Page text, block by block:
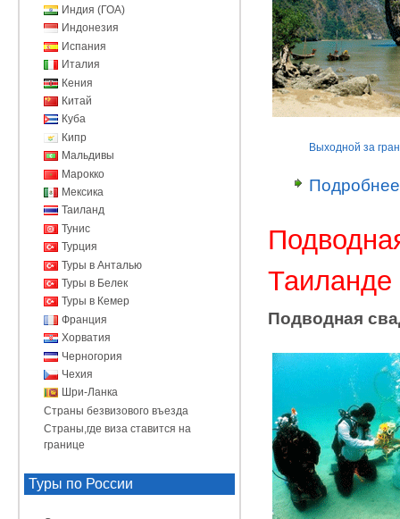
Выходной за
Подробнее
Таиланде
Подводная
Индия (ГОА)
Индонезия
Испания
Италия
Кения
Китай
Куба
Кипр
Мальдивы
Марокко
Мексика
Таиланд
Тунис
Турция
Туры в Анталью
Туры в Белек
Туры в Кемер
Франция
Хорватия
Черногория
Чехия
Шри-Ланка
Страны безвизового въезда
Страны,где виза ставится на
границе
Туры по России